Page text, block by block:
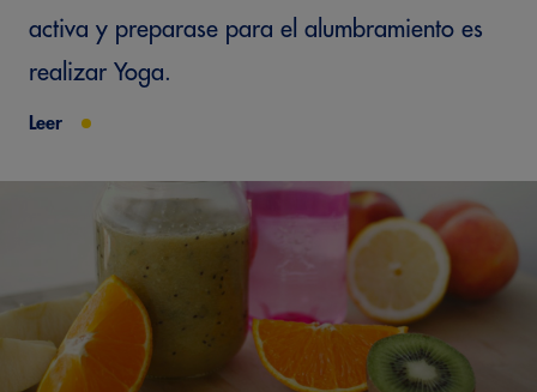
activa y preparase para el alumbramiento es
realizar Yoga.
Leer